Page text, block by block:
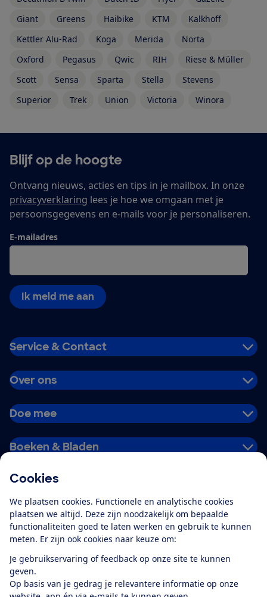
Cookies
We plaatsen cookies. Functionele en analytische cookies
plaatsen we altijd. Deze zijn noodzakelijk om bepaalde
functionaliteiten goed te laten werken en gebruik te kunnen
meten. Er zijn ook cookies naar keuze om:
Je gebruikservaring of feedback op onze site te kunnen
geven.
Op basis van je gedrag je relevantere informatie op onze
Giant
Greens Haibike KTM
Kalkhoff
Kettler Alu-Rad
Koga Merida
Norta
Oxford
Pegasus Qwic RIH
Riese & Müller
Scott
Sensa Sparta Stella
Stevens
Superior
Trek Union Victoria Winora
Blijf op de hoogte
Ontvang nieuws, acties en tips in je mailbox. In onze
privacyverklaring lees je hoe we omgaan met je
persoonsgegevens en e-mails voor je personaliseren.
E-mailadres
Ik meld me aan
Service & Contact
Over ons
Doe mee
Boeken & Bladen
Alles over de
app